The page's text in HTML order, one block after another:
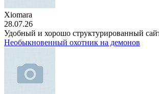
Xiomara
28.07.26
Удобный и хорошо структурированный
Необыкновенный охотник на демонов